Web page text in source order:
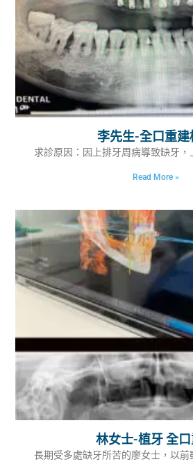
李先生-全口重建
求診原因：因上排牙周病導致缺牙
Read More »
林女士-植牙 全
長期受多處缺牙所苦的廖女士，以前